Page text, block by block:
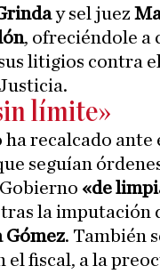
y sel juez
, ofreciéndole a
litigios contra el
límite»
ha recalcado ante
seguían
«de
tras la imputación
Gómez. También
el fiscal, a la